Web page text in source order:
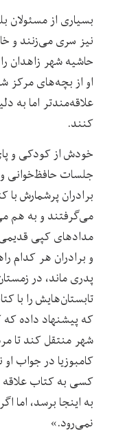
بسیاری از مسئولان
نیز سری می‌زنند و
حاشیه شهر زاهدان
او از بچه‌های مرکز
علاقه‌مندتر اما
کنند.
خودش از کودکی و
جلسات حافظ‌خوانی
برادران پرشمارش با
می‌گرفتند و به هم
مدادهای کپی
و برادران هر کدام
پدری ماند، در
تابستان‌هایش را با
که پیشنهاد داده که
شهر منتقل کند تا
کامبوزیا در جواب
کسی به کتاب علاقه
به اینجا برسد، اما
نمی‌رود.»